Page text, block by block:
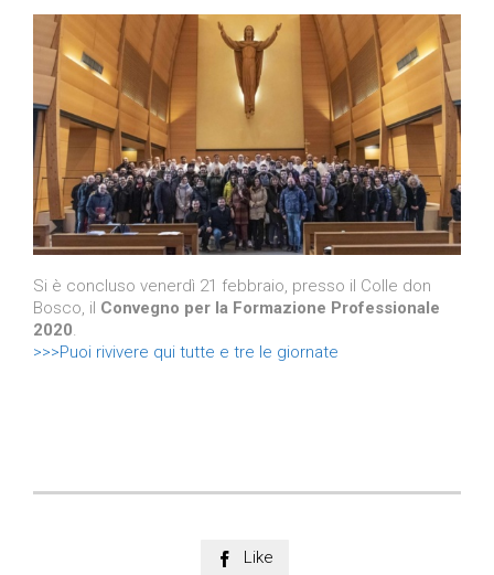
Si è concluso venerdì 21 febbraio, presso il Colle don
Bosco, il Convegno per la Formazione Professionale
2020.
>>>Puoi rivivere qui tutte e tre le giornate
 Like